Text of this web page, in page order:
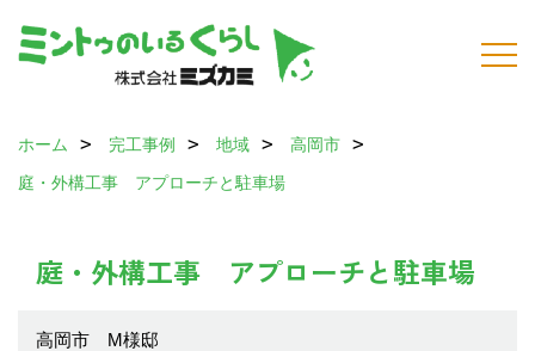
ホーム 完工事例 地域
高岡市
庭・外構工事 アプローチと駐車場
庭・外構工事 アプローチと駐車場
高岡市 M様邸